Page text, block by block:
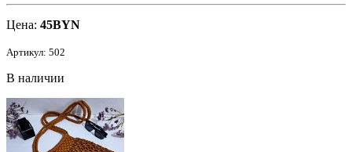
Цена: 45BYN
Артикул: 502
В наличии